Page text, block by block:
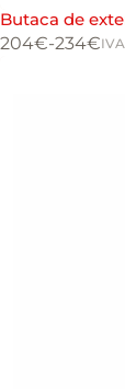
Butaca de
204€-234€